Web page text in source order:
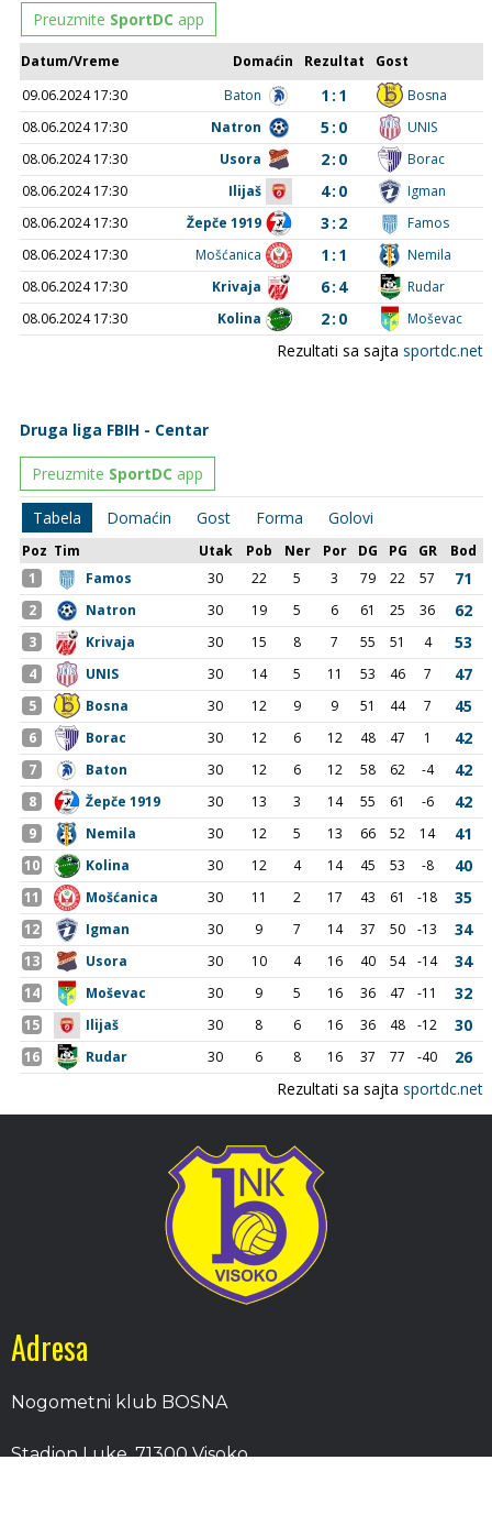
Adresa
Nogometni klub BOSNA
Stadion Luke, 71300 Visoko